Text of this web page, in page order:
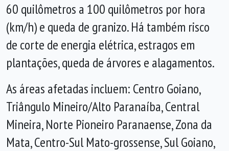
60 quilômetros a 100 quilômetros por hora
(km/h) e queda de granizo. Há também risco
de corte de energia elétrica, estragos em
plantações, queda de árvores e alagamentos.
As áreas afetadas incluem: Centro Goiano,
Triângulo Mineiro/Alto Paranaíba, Central
Mineira, Norte Pioneiro Paranaense, Zona da
Mata, Centro-Sul Mato-grossense, Sul Goiano,